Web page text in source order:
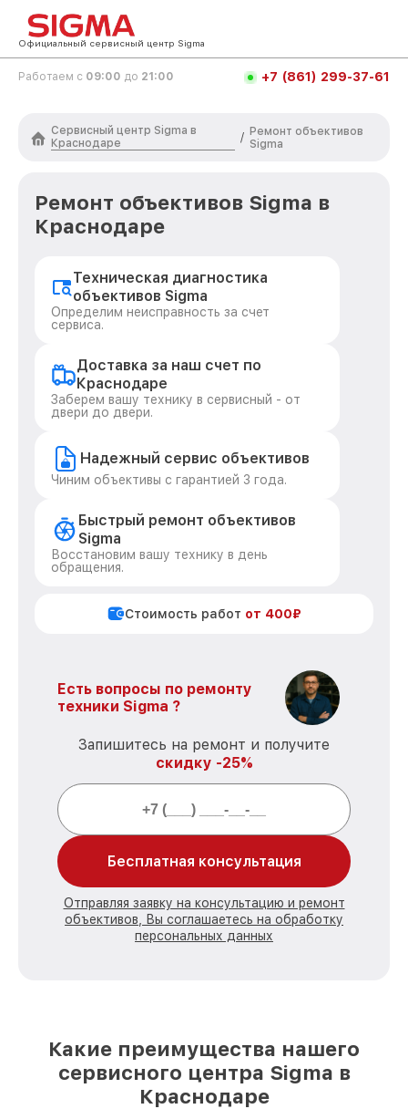
Официальный сервисный центр Sigma
Работаем с 09:00 до 21:00 +7 (861) 299-37-61
Сервисный центр Sigma в
Краснодаре
/ Ремонт объективов
Sigma
Ремонт объективов Sigma в
Краснодаре
Техническая диагностика
объективов Sigma
Определим неисправность за счет
сервиса.
Доставка за наш счет по
Краснодаре
Заберем вашу технику в сервисный - от
двери до двери.
Надежный сервис объективов
Чиним объективы с гарантией 3 года.
Быстрый ремонт объективов
Sigma
Восстановим вашу технику в день
обращения.
Стоимость работ от 400₽
Есть вопросы по ремонту
техники Sigma ?
Запишитесь на ремонт и получите
скидку -25%
Бесплатная консультация
Отправляя заявку на консультацию и ремонт
объективов, Вы соглашаетесь на обработку
персональных данных
Какие преимущества нашего
сервисного центра Sigma в
Краснодаре